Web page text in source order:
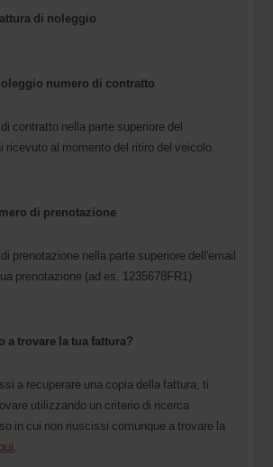
di noleggio
numero di contratto
contratto nella parte superiore del
ricevuto al momento del ritiro del veicolo.
di prenotazione
prenotazione nella parte superiore dell'email
prenotazione (ad es. 1235678FR1).
a trovare la tua fattura?
a recuperare una copia della fattura, ti
utilizzando un criterio di ricerca
in cui non riuscissi comunque a trovare la
.